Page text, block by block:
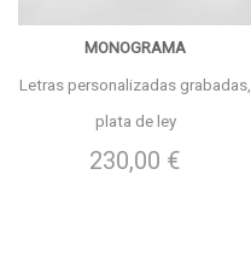
MONOGRAMA
Letras personalizadas grabadas,
plata de ley
230,00 €